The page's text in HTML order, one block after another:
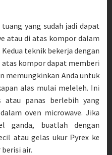
yang sudah jadi dapat
atau di atas kompor dalam
teknik bekerja dengan
kompor dapat memberi
memungkinkan Anda untuk
alas mulai meleleh. Ini
panas berlebih yang
oven microwave. Jika
ganda, buatlah dengan
atau gelas ukur Pyrex ke
air.